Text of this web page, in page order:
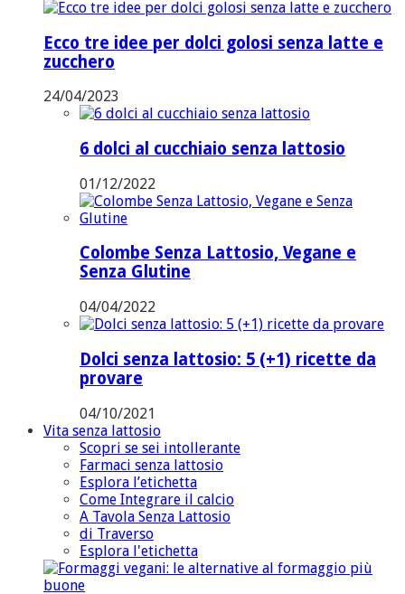
Ecco tre idee per dolci golosi senza latte e
zucchero
24/04/2023
6 dolci al cucchiaio senza lattosio
01/12/2022
Colombe Senza Lattosio, Vegane e
Senza Glutine
04/04/2022
Dolci senza lattosio: 5 (+1) ricette da
provare
04/10/2021
Vita senza lattosio
Scopri se sei intollerante
Farmaci senza lattosio
Esplora l’etichetta
Come Integrare il calcio
A Tavola Senza Lattosio
di Traverso
Esplora l'etichetta